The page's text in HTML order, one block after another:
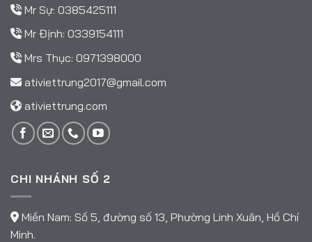
Mr Sự: 0385425111
Mr Định: 0339154111
Mrs Thục: 0971398000
ativiettrung2017@gmail.com
ativiettrung.com
CHI NHÁNH SỐ 2
Miền Nam: Số 5, đường số 13, Phường Linh Xuân, Hồ Chí
Minh.